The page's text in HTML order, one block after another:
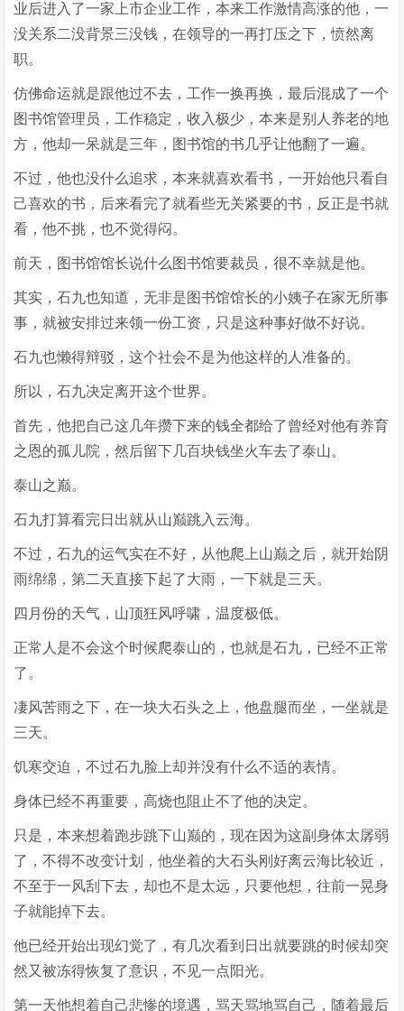
业后进入了一家上市企业工作，本来工作激情高涨的他，一
没关系二没背景三没钱，在领导的一再打压之下，愤然离
职。
仿佛命运就是跟他过不去，工作一换再换，最后混成了一个
图书馆管理员，工作稳定，收入极少，本来是别人养老的地
方，他却一呆就是三年，图书馆的书几乎让他翻了一遍。
不过，他也没什么追求，本来就喜欢看书，一开始他只看自
己喜欢的书，后来看完了就看些无关紧要的书，反正是书就
看，他不挑，也不觉得闷。
前天，图书馆馆长说什么图书馆要裁员，很不幸就是他。
其实，石九也知道，无非是图书馆馆长的小姨子在家无所事
事，就被安排过来领一份工资，只是这种事好做不好说。
石九也懒得辩驳，这个社会不是为他这样的人准备的。
所以，石九决定离开这个世界。
首先，他把自己这几年攒下来的钱全都给了曾经对他有养育
之恩的孤儿院，然后留下几百块钱坐火车去了泰山。
泰山之巅。
石九打算看完日出就从山巅跳入云海。
不过，石九的运气实在不好，从他爬上山巅之后，就开始阴
雨绵绵，第二天直接下起了大雨，一下就是三天。
四月份的天气，山顶狂风呼啸，温度极低。
正常人是不会这个时候爬泰山的，也就是石九，已经不正常
了。
凄风苦雨之下，在一块大石头之上，他盘腿而坐，一坐就是
三天。
饥寒交迫，不过石九脸上却并没有什么不适的表情。
身体已经不再重要，高烧也阻止不了他的决定。
只是，本来想着跑步跳下山巅的，现在因为这副身体太孱弱
了，不得不改变计划，他坐着的大石头刚好离云海比较近，
不至于一风刮下去，却也不是太远，只要他想，往前一晃身
子就能掉下去。
他已经开始出现幻觉了，有几次看到日出就要跳的时候却突
然又被冻得恢复了意识，不见一点阳光。
第一天他想着自己悲惨的境遇，骂天骂地骂自己，随着最后